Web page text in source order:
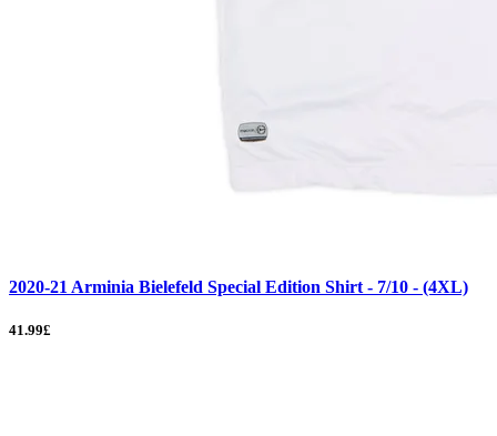
2020-21 Arminia Bielefeld Special Edition Shirt - 7/10 - (4XL)
41.99£